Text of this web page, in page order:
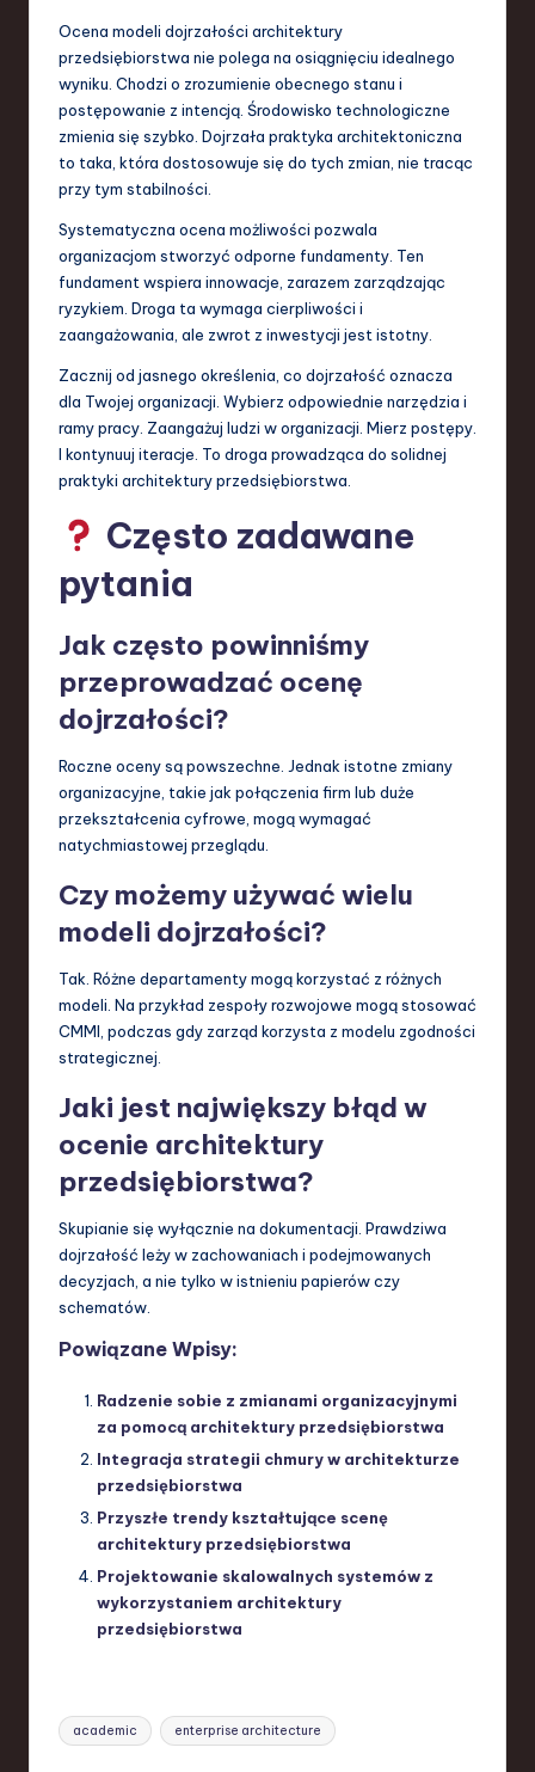
Ocena modeli dojrzałości architektury
przedsiębiorstwa nie polega na osiągnięciu idealnego
wyniku. Chodzi o zrozumienie obecnego stanu i
postępowanie z intencją. Środowisko technologiczne
zmienia się szybko. Dojrzała praktyka architektoniczna
to taka, która dostosowuje się do tych zmian, nie tracąc
przy tym stabilności.
Systematyczna ocena możliwości pozwala
organizacjom stworzyć odporne fundamenty. Ten
fundament wspiera innowacje, zarazem zarządzając
ryzykiem. Droga ta wymaga cierpliwości i
zaangażowania, ale zwrot z inwestycji jest istotny.
Zacznij od jasnego określenia, co dojrzałość oznacza
dla Twojej organizacji. Wybierz odpowiednie narzędzia i
ramy pracy. Zaangażuj ludzi w organizacji. Mierz postępy.
I kontynuuj iteracje. To droga prowadząca do solidnej
praktyki architektury przedsiębiorstwa.
Często zadawane
pytania
Jak często powinniśmy
przeprowadzać ocenę
dojrzałości?
Roczne oceny są powszechne. Jednak istotne zmiany
organizacyjne, takie jak połączenia firm lub duże
przekształcenia cyfrowe, mogą wymagać
natychmiastowej przeglądu.
Czy możemy używać wielu
modeli dojrzałości?
Tak. Różne departamenty mogą korzystać z różnych
modeli. Na przykład zespoły rozwojowe mogą stosować
CMMI, podczas gdy zarząd korzysta z modelu zgodności
strategicznej.
Jaki jest największy błąd w
ocenie architektury
przedsiębiorstwa?
Skupianie się wyłącznie na dokumentacji. Prawdziwa
dojrzałość leży w zachowaniach i podejmowanych
decyzjach, a nie tylko w istnieniu papierów czy
schematów.
Powiązane Wpisy:
Radzenie sobie z zmianami organizacyjnymi
za pomocą architektury przedsiębiorstwa
Integracja strategii chmury w architekturze
przedsiębiorstwa
Przyszłe trendy kształtujące scenę
architektury przedsiębiorstwa
Projektowanie skalowalnych systemów z
wykorzystaniem architektury
przedsiębiorstwa
Tags:
academic enterprise architecture